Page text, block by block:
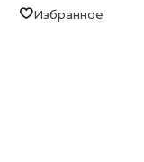
Избранное